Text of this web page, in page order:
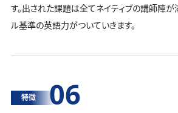
す。出された課題は全てネイティブの講師陣
ル基準の英語力がついていきます。
特徴 06